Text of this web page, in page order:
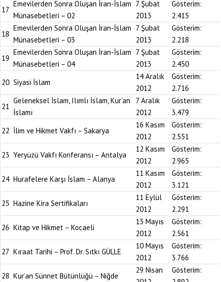
17
Emevilerden Sonra Oluşan İran-İslam
Münasebetleri – 02
7 Şubat
2013
Gösterim:
2.415
18
Emevilerden Sonra Oluşan İran-İslam
Münasebetleri – 03
7 Şubat
2013
Gösterim:
2.218
19
Emevilerden Sonra Oluşan İran-İslam
Münasebetleri – 04
7 Şubat
2013
Gösterim:
2.450
20 Siyasi İslam
14 Aralık
2012
Gösterim:
2.716
21
Geleneksel İslam, Ilımlı İslam, Kur’an
İslamı
7 Aralık
2012
Gösterim:
3.479
22 İlim ve Hikmet Vakfı – Sakarya
16 Kasım
2012
Gösterim:
2.551
23 Yeryüzü Vakfı Konferansı – Antalya
12 Kasım
2012
Gösterim:
2.965
24 Hurafelere Karşı İslam – Alanya
11 Kasım
2012
Gösterim:
3.121
25 Hazine Kira Sertifikaları
11 Eylül
2012
Gösterim:
2.291
26 Kitap ve Hikmet – Kocaeli
13 Mayıs
2012
Gösterim:
2.561
27 Kıraat Tarihi – Prof. Dr. Sıtkı GÜLLE
10 Mayıs
2012
Gösterim:
3.766
28 Kur’an Sünnet Bütünlüğü – Niğde
29 Nisan
Gösterim: